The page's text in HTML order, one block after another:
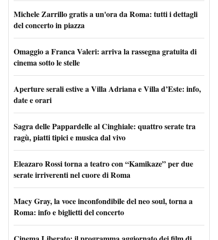
Michele Zarrillo gratis a un'ora da Roma: tutti i dettagli
del concerto in piazza
Omaggio a Franca Valeri: arriva la rassegna gratuita di
cinema sotto le stelle
Aperture serali estive a Villa Adriana e Villa d’Este: info,
date e orari
Sagra delle Pappardelle al Cinghiale: quattro serate tra
ragù, piatti tipici e musica dal vivo
Eleazaro Rossi torna a teatro con “Kamikaze” per due
serate irriverenti nel cuore di Roma
Macy Gray, la voce inconfondibile del neo soul, torna a
Roma: info e biglietti del concerto